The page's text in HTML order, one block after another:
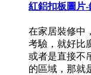
紅鋁扣板圖片
在家居裝修中
考驗，就好比
或者是直接不
的區域，那就